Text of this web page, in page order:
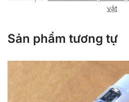
vật
Sản phẩm tương tự